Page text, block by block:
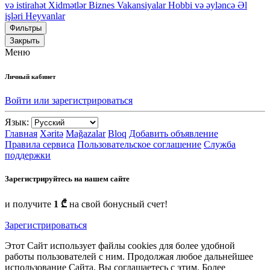
və istirahət Xidmətlər Biznes Vakansiyalar Hobbi və əyləncə Əl
işləri Heyvanlar
Фильтры
Закрыть
Меню
Личный кабинет
Войти или зарегистрироваться
Язык:
Главная Xəritə Mağazalar Bloq Добавить объявление
Правила сервиса Пользовательское соглашение Служба
поддержки
Зарегистрируйтесь на нашем сайте
и получите 1 ₾ на свой бонусный счет!
Зарегистрироваться
Этот Сайт использует файлы cookies для более удобной
работы пользователей с ним. Продолжая любое дальнейшее
использование Сайта, Вы соглашаетесь с этим. Более